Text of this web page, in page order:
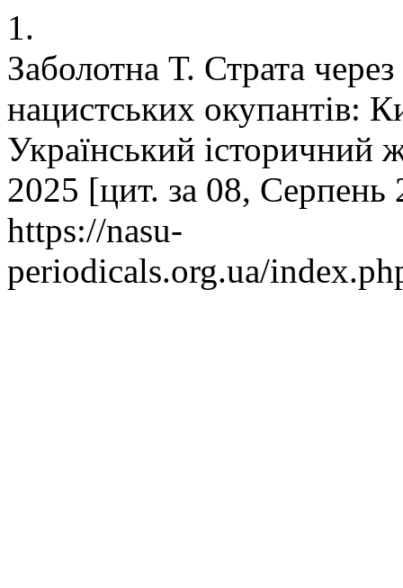
1.
Заболотна Т. Страта
нацистських окупантів:
Український історичний
2025 [цит. за 08,
https://nasu-
periodicals.org.ua/